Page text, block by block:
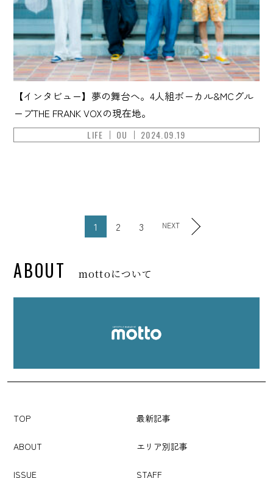
【インタビュー】夢の舞台へ。4人組ボーカル&MCグル
ープTHE FRANK VOXの現在地。
LIFE OU 2024.09.19
1 2 3 NEXT
ABOUT mottoについて
TOP 最新記事
ABOUT エリア別記事
ISSUE STAFF